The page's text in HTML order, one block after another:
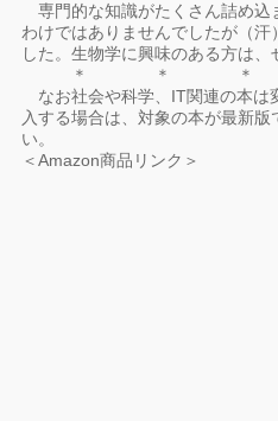
専門的な知識がたくさん詰め込
わけではありませんでしたが（
した。生物学に興味のある方は、
＊ ＊ ＊
なお社会や科学、IT関連の本は
入する場合は、対象の本が最新
い。
＜Amazon商品リンク＞